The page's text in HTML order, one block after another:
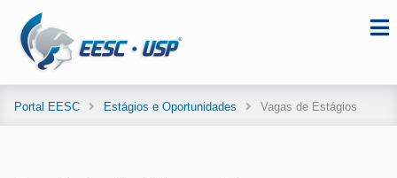
Portal EESC Estágios e Oportunidades Vagas de Estágios